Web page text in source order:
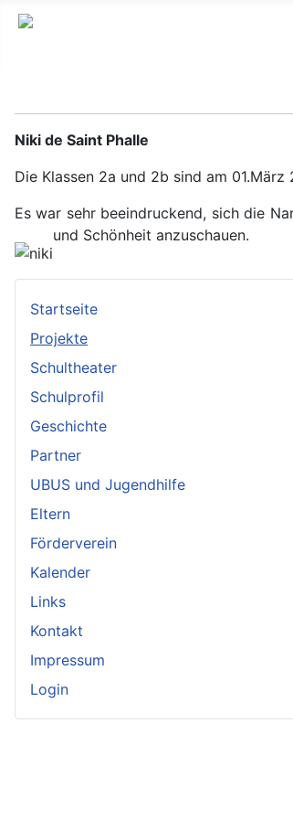
Niki de Saint Phalle
Die Klassen 2a und 2b sind am
Es war sehr beeindruckend, sich die
und Schönheit anzuschauen.
Startseite
Projekte
Schultheater
Schulprofil
Geschichte
Partner
UBUS und Jugendhilfe
Eltern
Förderverein
Kalender
Links
Kontakt
Impressum
Login